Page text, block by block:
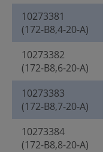
10273381
(172-B8,4-20-A)
10273382
(172-B8,6-20-A)
10273383
(172-B8,7-20-A)
10273384
(172-B8,8-20-A)